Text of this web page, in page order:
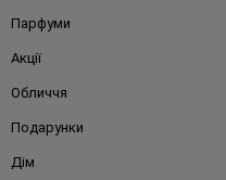
Парфуми
Акції
Обличчя
Подарунки
Дім